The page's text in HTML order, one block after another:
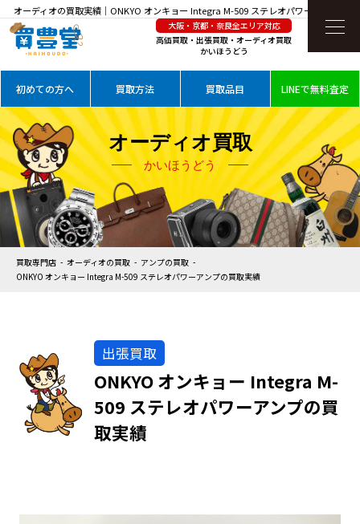
オーディオの買取実績｜ONKYO オンキョー Integra M-509 ステレオパワーアンプを高
価買取
大阪・京都・奈良全エリア対応
高価買取・出張買取・オーディオ買取
かいほうどう
初めての方へ 買取方法 買取品目 LINEで無料査定
オーディオ買取
かいほうどう
買取専門店 オーディオの買取
アンプの買取
ONKYO オンキョー Integra M-509 ステレオパワーアンプの買取実績
出張買取
ONKYO オンキョー Integra M-
509 ステレオパワーアンプの買
取実績